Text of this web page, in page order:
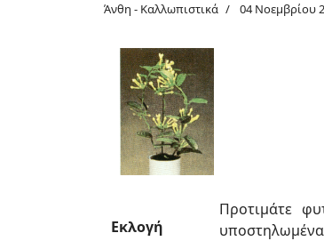
Άνθη - Καλλωπιστικά 04 Νοεμβρίου
Εκλογή
Προτιµάτε
υποστηλωµένα